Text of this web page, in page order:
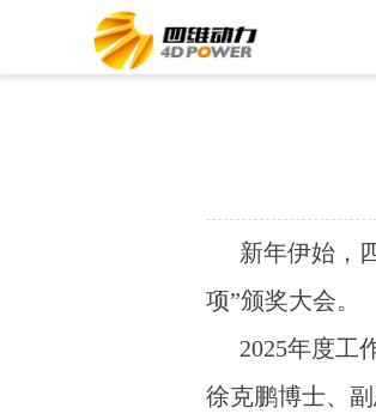
新年伊始，
项”颁奖大会。
2025年度工
徐克鹏博士、